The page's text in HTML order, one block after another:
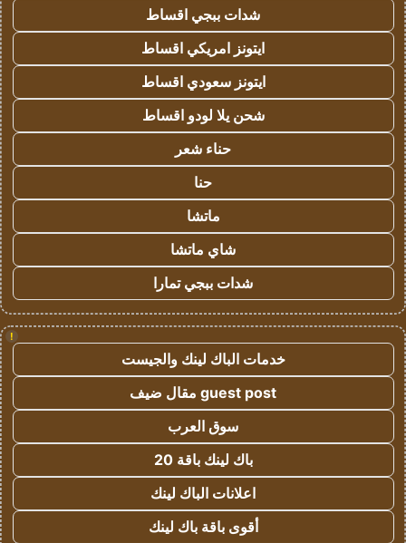
شدات ببجي اقساط
ايتونز امريكي اقساط
ايتونز سعودي اقساط
شحن يلا لودو اقساط
حناء شعر
حنا
ماتشا
شاي ماتشا
شدات ببجي تمارا
!
خدمات الباك لينك والجيست
guest post مقال ضيف
سوق العرب
باك لينك باقة 20
اعلانات الباك لينك
أقوى باقة باك لينك